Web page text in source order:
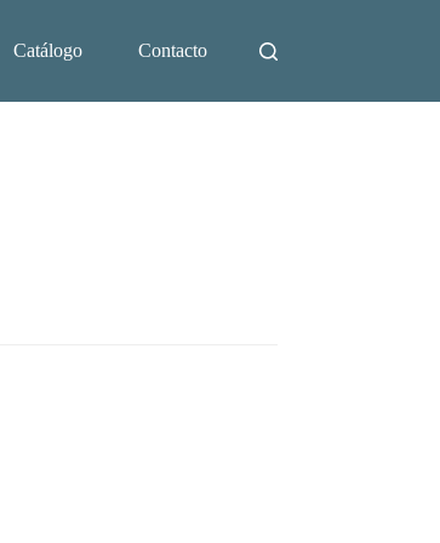
Catálogo Contacto